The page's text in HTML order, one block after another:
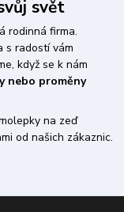
svět
rodinná firma.
s radostí vám
když se k nám
nebo proměny
na zeď
od našich zákaznic.